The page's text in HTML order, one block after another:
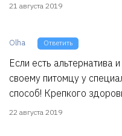
21 августа 2019
Olha Ответить
Если есть альтернатива
своему питомцу у
способ! Крепкого
22 августа 2019